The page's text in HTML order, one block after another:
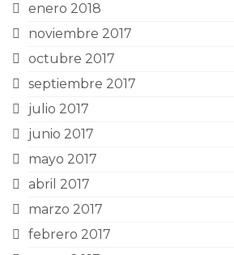
enero 2018
noviembre 2017
octubre 2017
septiembre 2017
julio 2017
junio 2017
mayo 2017
abril 2017
marzo 2017
febrero 2017